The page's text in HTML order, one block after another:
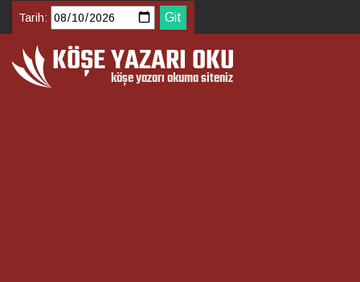
Tarih: